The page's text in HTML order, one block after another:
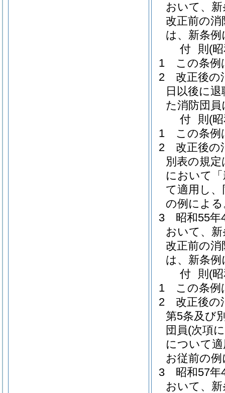
おいて、
改正前の
は、新条
付 則 (
1
この条例
2
改正後の
日以後に
た消防団
付 則 (
1
この条例
2
改正後の
別表の規
において
て適用し
の例による
3
昭和55
おいて、
改正前の
は、新条
付 則 (
1
この条例
2
改正後の
第5条及び
団員(次項
について
お従前の
3
昭和57
おいて、